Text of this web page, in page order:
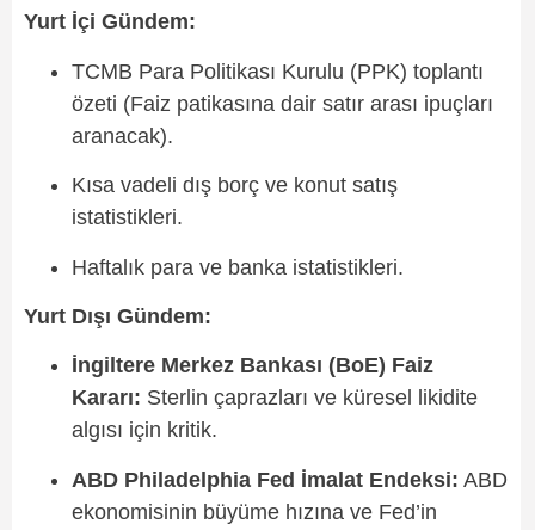
Yurt İçi Gündem:
TCMB Para Politikası Kurulu (PPK) toplantı
özeti (Faiz patikasına dair satır arası ipuçları
aranacak).
Kısa vadeli dış borç ve konut satış
istatistikleri.
Haftalık para ve banka istatistikleri.
Yurt Dışı Gündem:
İngiltere Merkez Bankası (BoE) Faiz
Kararı: Sterlin çaprazları ve küresel likidite
algısı için kritik.
ABD Philadelphia Fed İmalat Endeksi: ABD
ekonomisinin büyüme hızına ve Fed’in